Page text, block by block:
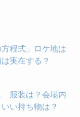
程式」ロケ地は
実在する？
服装は？会場内
い持ち物は？